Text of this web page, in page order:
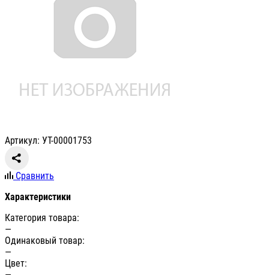
Артикул: УТ-00001753
Сравнить
Характеристики
Категория товара:
—
Одинаковый товар:
—
Цвет: